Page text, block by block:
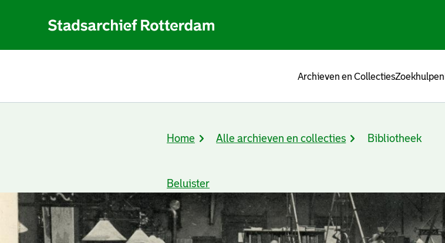
Archieven en CollectiesZoekhulpen
Kruimelpad
Home Alle archieven en collecties Bibliotheek
Beluister